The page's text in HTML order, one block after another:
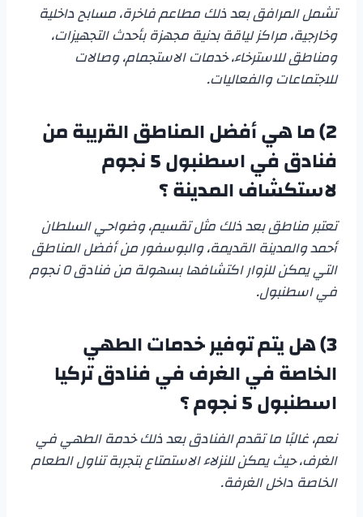
تشمل المرافق بعد ذلك مطاعم فاخرة، مسابح داخلية
وخارجية، مراكز لياقة بدنية مجهزة بأحدث التجهيزات،
ومناطق للاسترخاء، خدمات الاستجمام، وصالات
للاجتماعات والفعاليات.
2) ما هي أفضل المناطق القريبة من
فنادق في اسطنبول 5 نجوم
لاستكشاف المدينة ؟
تعتبر مناطق بعد ذلك مثل تقسيم، وضواحي السلطان
أحمد والمدينة القديمة، والبوسفور من أفضل المناطق
التي يمكن للزوار اكتشافها بسهولة من فنادق ٥ نجوم
في اسطنبول.
3) هل يتم توفير خدمات الطهي
الخاصة في الغرف فيفنادق تركيا
اسطنبول 5 نجوم
؟
نعم، غالبًا ما تقدم الفنادق بعد ذلك خدمة الطهي في
الغرف، حيث يمكن للنزلاء الاستمتاع بتجربة تناول الطعام
الخاصة داخل الغرفة.